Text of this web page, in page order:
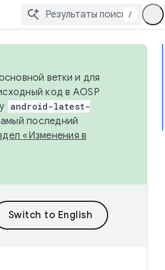
/
ветки и для
код в AOSP
android-latest-
последний
«Изменения в